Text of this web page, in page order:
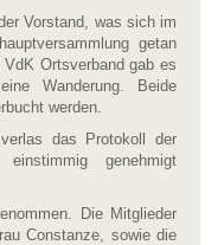
Vorstand, was sich im
getan
Ortsverband gab es
Wanderung. Beide
werden.
das Protokoll der
einstimmig genehmigt
Die Mitglieder
Constanze, sowie die